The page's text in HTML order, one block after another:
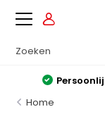
Home